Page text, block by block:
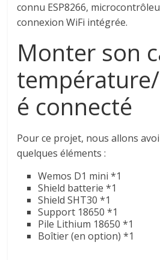
connu ESP8266,
connexion WiFi intégrée.
Monter son
é connecté
Pour ce projet, nous allons
quelques éléments :
Wemos D1 mini *1
Shield batterie *1
Shield SHT30 *1
Support 18650 *1
Pile Lithium 18650 *1
Boîtier (en option) *1